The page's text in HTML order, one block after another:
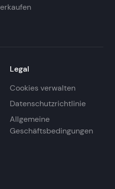
Legal
Cookies verwalten
Datenschutzrichtlinie
Allgemeine
Geschäftsbedingungen